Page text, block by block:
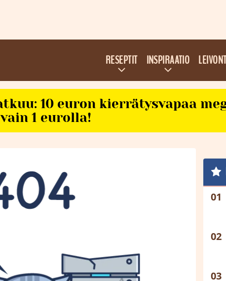
RESEPTIT INSPIRAATIO
10 euron kierrätysvapaa
1 eurolla!